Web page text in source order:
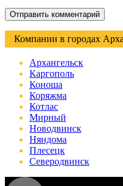
Компании в городах
Архангельск
Каргополь
Коноша
Коряжма
Котлас
Мирный
Новодвинск
Няндома
Плесецк
Северодвинск